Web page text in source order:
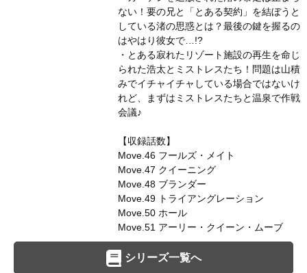
ない！要の兄と「とある契約」を結ぼうと
している渚の思惑とは？最後の鍵を握るの
はやはり彼女で…!?
・とある寂れたリゾート施設の再生を命じ
られた浩太とミストレスたち！問題は山積
みでイチャイチャしている場合ではないけ
れど、まずはミストレスたちと温泉で作戦
会議♪
【収録話数】
Move.46 フールズ・メイト
Move.47 クイーニング
Move.48 ブランダー
Move.49 トライアングレーション
Move.50 ホール
Move.51 アーリー・クイーン・ムーブ
シリーズ一覧へ